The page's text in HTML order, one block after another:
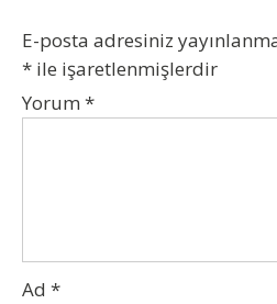
E-posta adresiniz
* ile işaretlenmişlerdir
Yorum *
Ad *